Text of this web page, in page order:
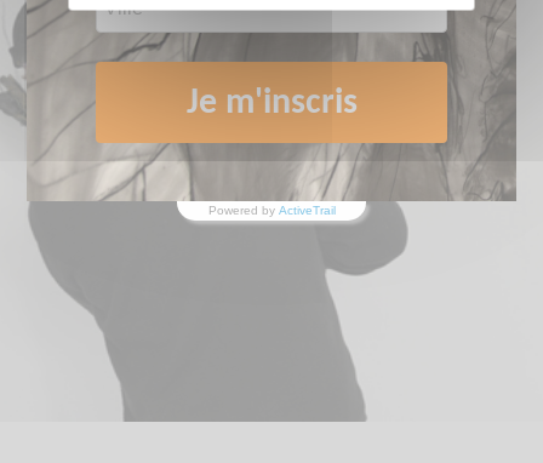
Consulter la biographie
Je m'inscris
Powered by ActiveTrail